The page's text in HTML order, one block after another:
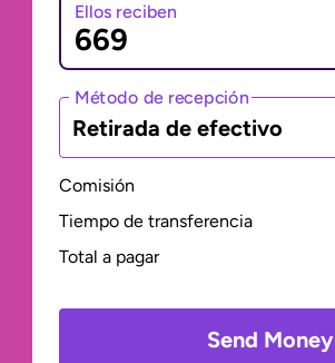
Ellos reciben
Método de recepción
Retirada de efectivo
Comisión
Tiempo de transferencia
Total a pagar
Send Money